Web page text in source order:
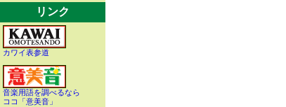
リンク
カワイ表参道
音楽用語を調べるなら
ココ「意美音」